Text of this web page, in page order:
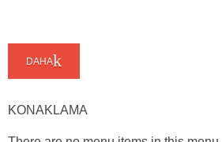
DAHA
KONAKLAMA